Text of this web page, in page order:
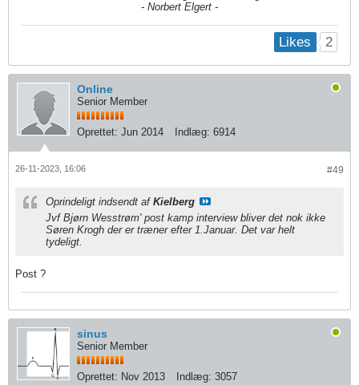
- Norbert Elgert -
Likes 2
Online
Senior Member
Oprettet: Jun 2014 Indlæg: 6914
#49
26-11-2023, 16:06
Oprindeligt indsendt af Kielberg
Jvf Bjørn Wesstrøm' post kamp interview bliver det nok ikke
Søren Krogh der er træner efter 1.Januar. Det var helt
tydeligt.
Post ?
sinus
Senior Member
Oprettet: Nov 2013 Indlæg: 3057